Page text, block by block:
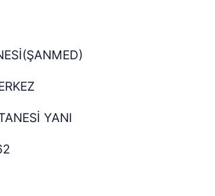
YANI